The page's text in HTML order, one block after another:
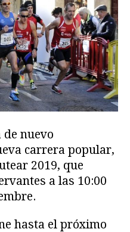
de nuevo
carrera popular,
2019, que
a las 10:00
hasta el próximo